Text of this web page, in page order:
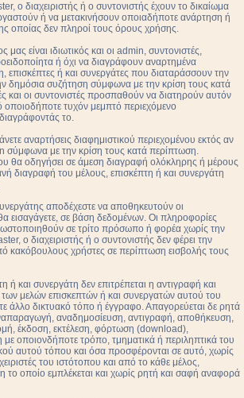
ο διαχειριστής ή ο συντονιστής έχουν το δικαίωμα
ή να μετακινήσουν οποιαδήποτε ανάρτηση ή
οποίας δεν πληροί τους όρους χρήσης.
μας είναι ιδιωτικός και οι admin, συντονιστές,
ή όχι να διαγράφουν αναρτημένα
επισκέπτες ή και συνεργάτες που διαταράσσουν την
δημόσια συζήτηση σύμφωνα με την κρίση τους κατά
και οι συντονιστές προσπαθούν να διατηρούν αυτόν
τυχόν μεμπτό περιεχόμενο
το.
αναρτήσεις διαφημιστικού περιεχομένου εκτός αν
σύμφωνα με την κρίση τους κατά περίπτωση.
θα οδηγήσει σε άμεση διαγραφή ολόκληρης ή μέρους
διαγραφή του μέλους, επισκέπτη ή και συνεργάτη
αποδέχεστε να αποθηκευτούν οι
εισαγάγετε, σε βάση δεδομένων. Οι πληροφορίες
σε τρίτο πρόσωπο ή φορέα χωρίς την
ο διαχειριστής ή ο συντονιστής δεν φέρει την
κακόβουλους χρήστες σε περίπτωση εισβολής τους
ή και συνεργάτη δεν επιτρέπεται η αντιγραφή και
μελών επισκεπτών ή και συνεργατών αυτού του
άλλο δικτυακό τόπο ή έγγραφο. Απαγορεύεται δε ρητά
αναδημοσίευση, αντιγραφή, αποθήκευση,
έκδοση, εκτέλεση, φόρτωση (download),
οποιονδήποτε τρόπο, τμηματικά ή περιληπτικά του
αυτού τόπου και όσα προσφέρονται σε αυτό, χωρίς
του ιστότοπου και από το κάθε μέλος,
το οποίο εμπλέκεται και χωρίς ρητή και σαφή αναφορά